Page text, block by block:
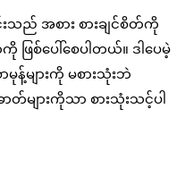
သည် အစား စားချင်စိတ်ကို
ဖြစ်ပေါ်စေပါတယ်။ ဒါပေမဲ့
န့်များကို မစားသုံးဘဲ
များကိုသာ စားသုံးသင့်ပါ